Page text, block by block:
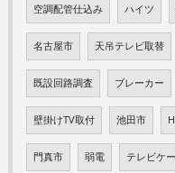
空調配管仕込み ハイツ
名古屋市 天吊テレビ取替
既設回路調査 ブレーカー
壁掛けTV取付 池田市
門真市 弱電 テレビケ